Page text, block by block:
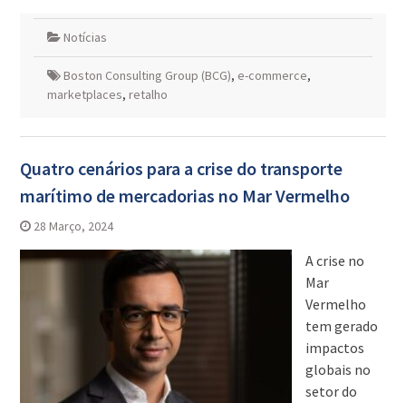
Notícias
Boston Consulting Group (BCG), e-commerce,
marketplaces, retalho
Quatro cenários para a crise do transporte
marítimo de mercadorias no Mar Vermelho
28 Março, 2024
A crise no
Mar
Vermelho
tem gerado
impactos
globais no
setor do